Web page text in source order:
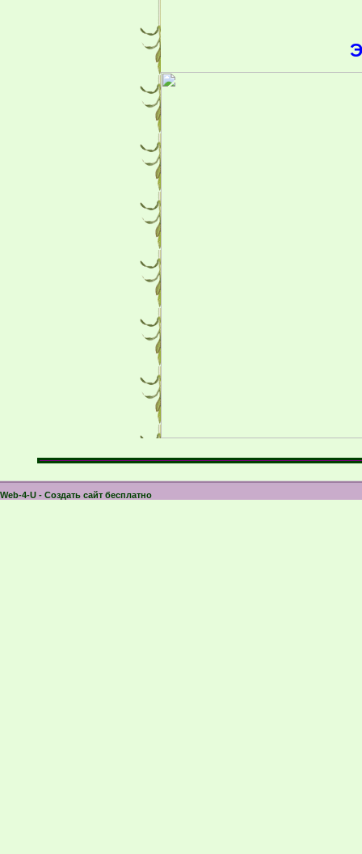
Эту схему
Web-4-U - Создать сайт бесплатно